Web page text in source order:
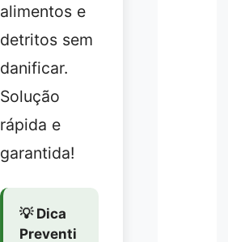
alimentos e
detritos sem
danificar.
Solução
rápida e
garantida!
💡 Dica
Preventi